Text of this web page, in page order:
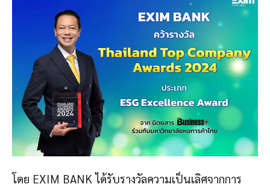
โดย EXIM BANK ได้รับรางวัลความเป็นเลิศจากการ